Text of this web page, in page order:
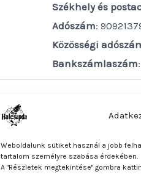
Weboldalunk sütiket használ a jobb
tartalom személyre szabása érdekében.
A "Részletek megtekintése" gombra
Székhely és
Adószám:
Közösségi
Bankszámlaszám